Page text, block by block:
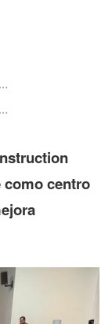
como centro